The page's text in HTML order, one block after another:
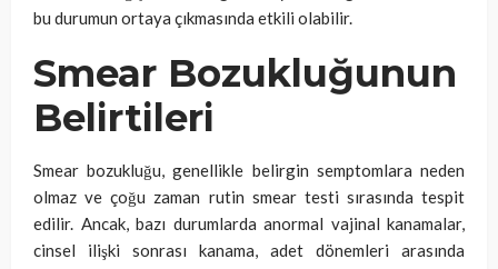
bu durumun ortaya çıkmasında etkili olabilir.
Smear Bozukluğunun
Belirtileri
Smear bozukluğu, genellikle belirgin semptomlara neden
olmaz ve çoğu zaman rutin smear testi sırasında tespit
edilir. Ancak, bazı durumlarda anormal vajinal kanamalar,
cinsel ilişki sonrası kanama, adet dönemleri arasında